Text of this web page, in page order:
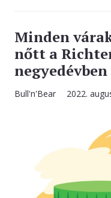
Minden
nőtt a
negyedévben
Bull'n'Bear 2022.